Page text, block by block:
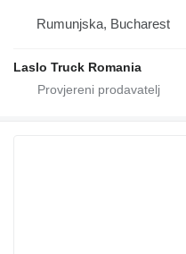
Rumunjska, Bucharest
Laslo Truck Romania